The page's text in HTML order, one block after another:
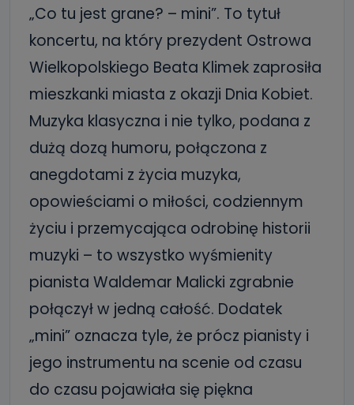
„Co tu jest grane? – mini”. To tytuł
koncertu, na który prezydent Ostrowa
Wielkopolskiego Beata Klimek zaprosiła
mieszkanki miasta z okazji Dnia Kobiet.
Muzyka klasyczna i nie tylko, podana z
dużą dozą humoru, połączona z
anegdotami z życia muzyka,
opowieściami o miłości, codziennym
życiu i przemycająca odrobinę historii
muzyki – to wszystko wyśmienity
pianista Waldemar Malicki zgrabnie
połączył w jedną całość. Dodatek
„mini” oznacza tyle, że prócz pianisty i
jego instrumentu na scenie od czasu
do czasu pojawiała się piękna